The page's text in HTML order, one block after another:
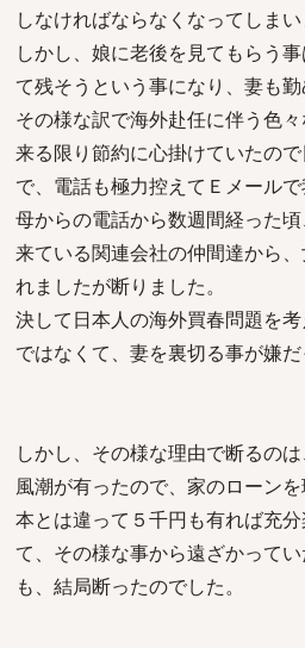
しなければならなくなってしまい
しかし、娘に老後を見てもらう
て残そうという事になり、妻も勤
その様な訳で海外赴任に伴う色
来る限り節約に心掛けていたの
で、電話も極力控えてＥメールで
母からの電話から数週間経った
来ている関連会社の仲間達から
れましたが断りました。
決して日本人の海外買春問題を
ではなくて、妻を裏切る事が嫌だ
しかし、その様な理由で断るの
風潮が有ったので、家のローン
本とは違って５千円も有れば充
て、その様な事から遠ざかって
も、結局断ったのでした。